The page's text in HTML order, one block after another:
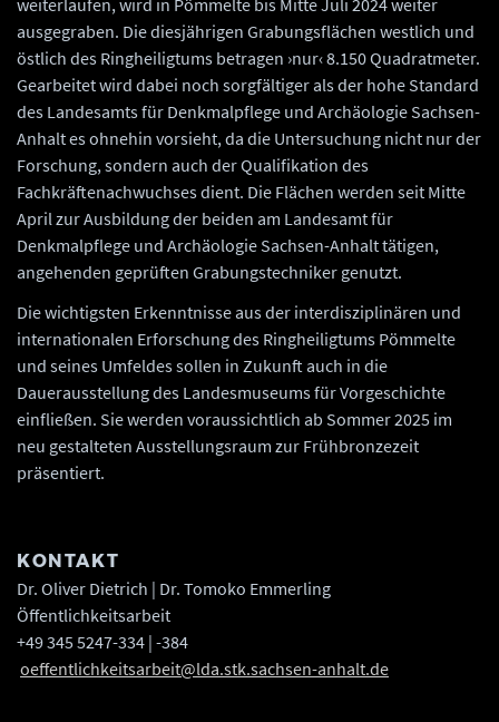
weiterlaufen, wird in Pömmelte bis Mitte Juli 2024 weiter
ausgegraben. Die diesjährigen Grabungsflächen westlich und
östlich des Ringheiligtums betragen ›nur‹ 8.150 Quadratmeter.
Gearbeitet wird dabei noch sorgfältiger als der hohe Standard
des Landesamts für Denkmalpflege und Archäologie Sachsen-
Anhalt es ohnehin vorsieht, da die Untersuchung nicht nur der
Forschung, sondern auch der Qualifikation des
Fachkräftenachwuchses dient. Die Flächen werden seit Mitte
April zur Ausbildung der beiden am Landesamt für
Denkmalpflege und Archäologie Sachsen-Anhalt tätigen,
angehenden geprüften Grabungstechniker genutzt.
Die wichtigsten Erkenntnisse aus der interdisziplinären und
internationalen Erforschung des Ringheiligtums Pömmelte
und seines Umfeldes sollen in Zukunft auch in die
Dauerausstellung des Landesmuseums für Vorgeschichte
einfließen. Sie werden voraussichtlich ab Sommer 2025 im
neu gestalteten Ausstellungsraum zur Frühbronzezeit
präsentiert.
KONTAKT
Dr. Oliver Dietrich | Dr. Tomoko Emmerling
Öffentlichkeitsarbeit
+49 345 5247-334 | -384
oeffentlichkeitsarbeit@lda.stk.sachsen-anhalt.de